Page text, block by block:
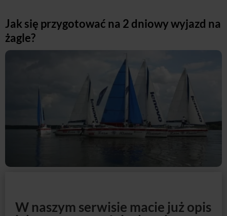
Jak się przygotować na 2 dniowy wyjazd na
żagle?
W naszym serwisie macie już opis